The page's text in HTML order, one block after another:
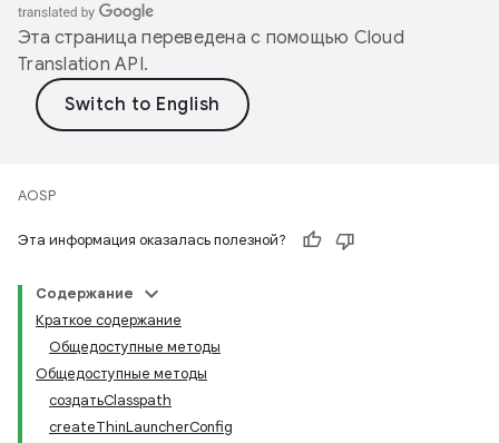
Эта страница переведена с помощью Cloud
Translation API.
AOSP
Эта информация оказалась полезной?
Содержание
Краткое содержание
Общедоступные методы
Общедоступные методы
создатьClasspath
createThinLauncherConfig